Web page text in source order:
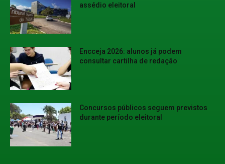
assédio eleitoral
Encceja 2026: alunos já podem
consultar cartilha de redação
Concursos públicos seguem previstos
durante período eleitoral